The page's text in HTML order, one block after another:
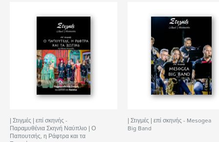
| Στιγμές | επί σκηνής -
Παραμυθένια Σκηνή Ναύπλιο | Ο
Παπουτσής, η Ράφτρα και τα
| Στιγμές | επί σκηνής - Mesogea
Big Band